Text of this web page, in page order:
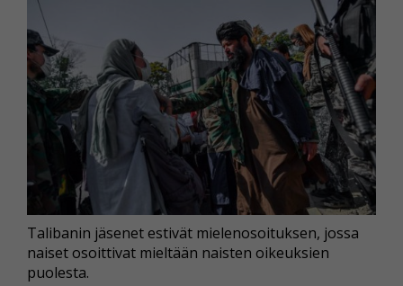
Talibanin jäsenet estivät mielenosoituksen, jossa
naiset osoittivat mieltään naisten oikeuksien
puolesta.